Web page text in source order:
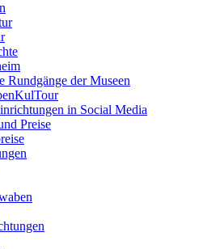
Rundgänge der Museen
in Social Media
Preise